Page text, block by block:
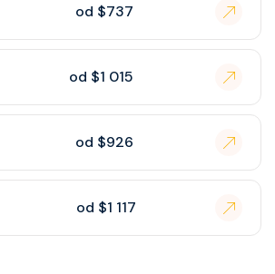
od $737
od $1 015
od $926
od $1 117